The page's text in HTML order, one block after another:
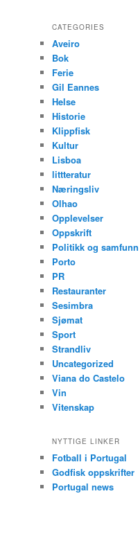
CATEGORIES
Aveiro
Bok
Ferie
Gil Eannes
Helse
Historie
Klippfisk
Kultur
Lisboa
littteratur
Næringsliv
Olhao
Opplevelser
Oppskrift
Politikk og samfunn
Porto
PR
Restauranter
Sesimbra
Sjømat
Sport
Strandliv
Uncategorized
Viana do Castelo
Vin
Vitenskap
NYTTIGE LINKER
Fotball i Portugal
Godfisk oppskrifter
Portugal news